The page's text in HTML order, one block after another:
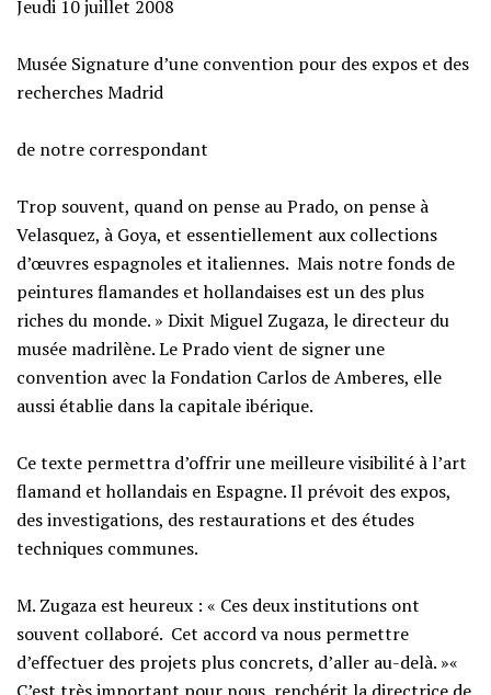
Jeudi 10 juillet 2008
Musée Signature d’une convention pour des expos et des
recherches Madrid
de notre correspondant
Trop souvent, quand on pense au Prado, on pense à
Velasquez, à Goya, et essentiellement aux collections
d’œuvres espagnoles et italiennes. Mais notre fonds de
peintures flamandes et hollandaises est un des plus
riches du monde. » Dixit Miguel Zugaza, le directeur du
musée madrilène. Le Prado vient de signer une
convention avec la Fondation Carlos de Amberes, elle
aussi établie dans la capitale ibérique.
Ce texte permettra d’offrir une meilleure visibilité à l’art
flamand et hollandais en Espagne. Il prévoit des expos,
des investigations, des restaurations et des études
techniques communes.
M. Zugaza est heureux : « Ces deux institutions ont
souvent collaboré. Cet accord va nous permettre
d’effectuer des projets plus concrets, d’aller au-delà. »«